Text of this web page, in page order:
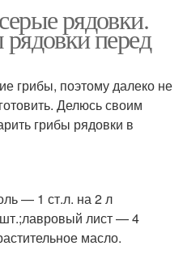
рядовки.
перед
грибы, поэтому далеко не
Делюсь своим
грибы рядовки в
— 1 ст.л. на 2 л
лист — 4
масло.